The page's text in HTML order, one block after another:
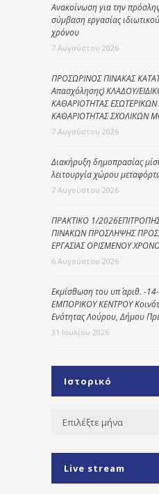
Ανακοίνωση για την
σύμβαση εργασίας
χρόνου
7 Αυγούστου 2026
ΠΡΟΣΩΡΙΝΟΣ ΠΙΝΑΚΑΣ
Απασχόλησης) ΚΛΑΔΟΥ/
ΚΑΘΑΡΙΟΤΗΤΑΣ
ΚΑΘΑΡΙΟΤΗΤΑΣ ΣΧΟΛΙΚΩΝ
7 Αυγούστου 2026
Διακήρυξη δημοπρασίας
λειτουργία χώρου
7 Αυγούστου 2026
ΠΡΑΚΤΙΚΟ 1/
ΠΙΝΑΚΩΝ ΠΡΟΣΛΗΨΗΣ
ΕΡΓΑΣΙΑΣ ΟΡΙΣΜΕΝΟΥ
6 Αυγούστου 2026
Εκμίσθωση του υπ΄ αριθ. -
ΕΜΠΟΡΙΚΟΥ ΚΕΝΤΡΟΥ
Ενότητας Λούρου, Δήμου
31 Ιουλίου 2026
Ιστορικό
Ιστορικό
Live stream